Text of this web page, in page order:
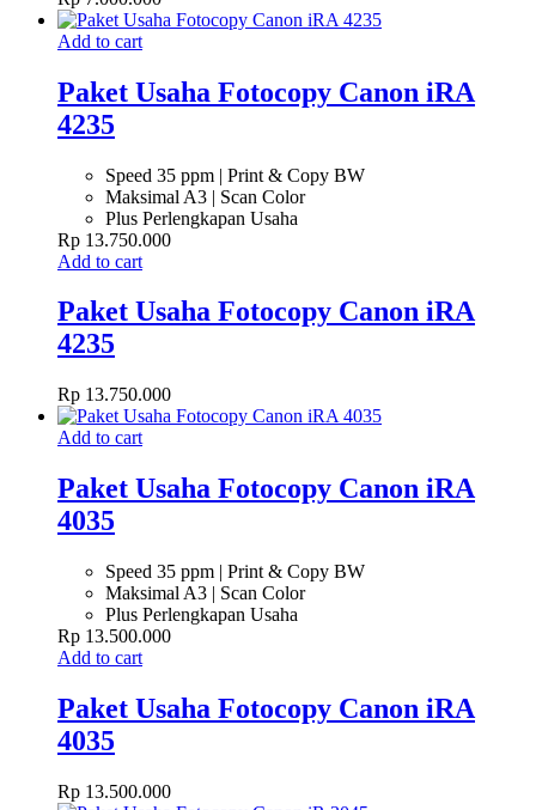
Add to cart
Paket Usaha Fotocopy Canon iRA
4235
Speed 35 ppm | Print & Copy BW
Maksimal A3 | Scan Color
Plus Perlengkapan Usaha
Rp 13.750.000
Add to cart
Paket Usaha Fotocopy Canon iRA
4235
Rp 13.750.000
Add to cart
Paket Usaha Fotocopy Canon iRA
4035
Speed 35 ppm | Print & Copy BW
Maksimal A3 | Scan Color
Plus Perlengkapan Usaha
Rp 13.500.000
Add to cart
Paket Usaha Fotocopy Canon iRA
4035
Rp 13.500.000